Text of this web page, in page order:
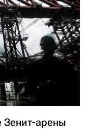
Зенит-арены